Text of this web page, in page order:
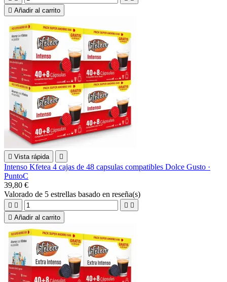
 Añadir al carrito
 Vista rápida 
Intenso Kfetea 4 cajas de 48 capsulas compatibles Dolce Gusto ·
PuntoC
39,80 €
Valorado de 5 estrellas basado en reseña(s)
   
 Añadir al carrito